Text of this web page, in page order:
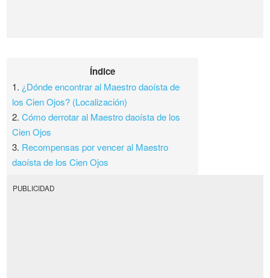
Índice
1. ¿Dónde encontrar al Maestro daoísta de
los Cien Ojos? (Localización)
2.Cómo derrotar al Maestro daoísta de los
Cien Ojos
3. Recompensas por vencer al Maestro
daoísta de los Cien Ojos
PUBLICIDAD